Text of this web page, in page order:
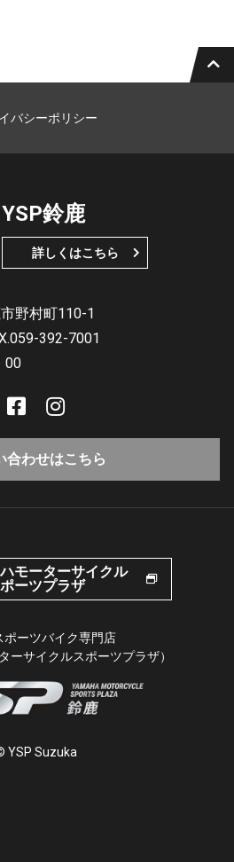
バシーポリシー
YSP鈴鹿
詳しくはこちら
野村町110-1
392-7001
00
合わせはこちら
モーターサイクル
ーツプラザ
ポーツバイク専門店
ーサイクルスポーツプラザ）
YSP Suzuka